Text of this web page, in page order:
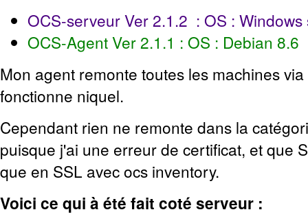
OCS-serveur Ver 2.1.2 : OS :
OCS-Agent Ver 2.1.1 : OS : Debian 8.6
Mon agent remonte toutes les machines
fonctionne niquel.
Cependant rien ne remonte dans la
puisque j'ai une erreur de certificat, et que
que en SSL avec ocs inventory.
Voici ce qui à été fait coté serveur :